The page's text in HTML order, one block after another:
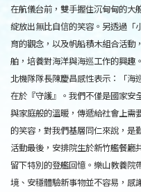
在航儀台前，雙手握住沉甸甸的大
綻放出無比自信的笑容。另透過「
育的觀念，以及帆船積木組合活動
舶，培養對海洋與海巡工作的興趣。
北機隊隊長陳慶昌感性表示：「海
在於『守護』。我們不僅是國家安
與家庭般的溫暖，傳遞給社會上需
的笑容，對我們基層同仁來說，是
活動最後，安排院生於新竹艦餐廳
留下特別的登艦回憶。樂山教養院
境、安穩體驗新事物並不容易，感